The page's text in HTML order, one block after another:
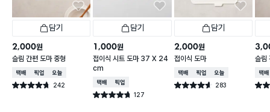
담기
2,000원
슬림 간편 도마 중형
택배배송매장픽업오늘배송
별점 4.7점 242
건 작성
담기
1,000원
접이식 시트 도마 37 X 24
cm
택배배송매장픽업
별점 4.7점 127
건 작성
담기
2,000원
접이식 도마
택배배송매장픽업오늘배송
별점 4.6점 283
건 작성
슬림
택배
별점